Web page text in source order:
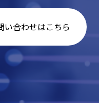
合わせはこちら